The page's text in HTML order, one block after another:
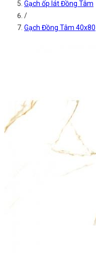
Gạch ốp lát Đồng Tâm
/
Gạch Đồng Tâm 40x80